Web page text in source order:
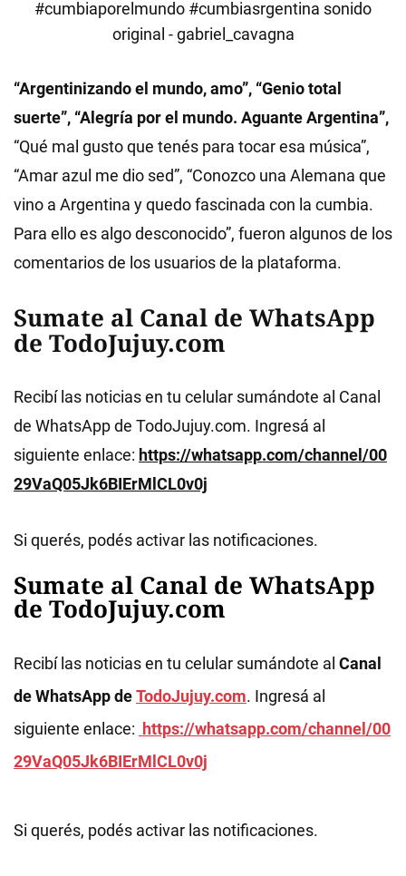
#cumbiaporelmundo #cumbiasrgentina sonido
original - gabriel_cavagna
“Argentinizando el mundo, amo”, “Genio total
suerte”, “Alegría por el mundo. Aguante Argentina”,
“Qué mal gusto que tenés para tocar esa música”,
“Amar azul me dio sed”, “Conozco una Alemana que
vino a Argentina y quedo fascinada con la cumbia.
Para ello es algo desconocido”, fueron algunos de los
comentarios de los usuarios de la plataforma.
Sumate al Canal de WhatsApp
de TodoJujuy.com
Recibí las noticias en tu celular sumándote al Canal
de WhatsApp de TodoJujuy.com. Ingresá al
siguiente enlace: https://whatsapp.com/channel/00
29VaQ05Jk6BIErMlCL0v0j
Si querés, podés activar las notificaciones.
Sumate al Canal de WhatsApp
de TodoJujuy.com
Recibí las noticias en tu celular sumándote al Canal
de WhatsApp deTodoJujuy.com. Ingresá al
siguiente enlace: https://whatsapp.com/channel/00
29VaQ05Jk6BIErMlCL0v0j
Si querés, podés activar las notificaciones.